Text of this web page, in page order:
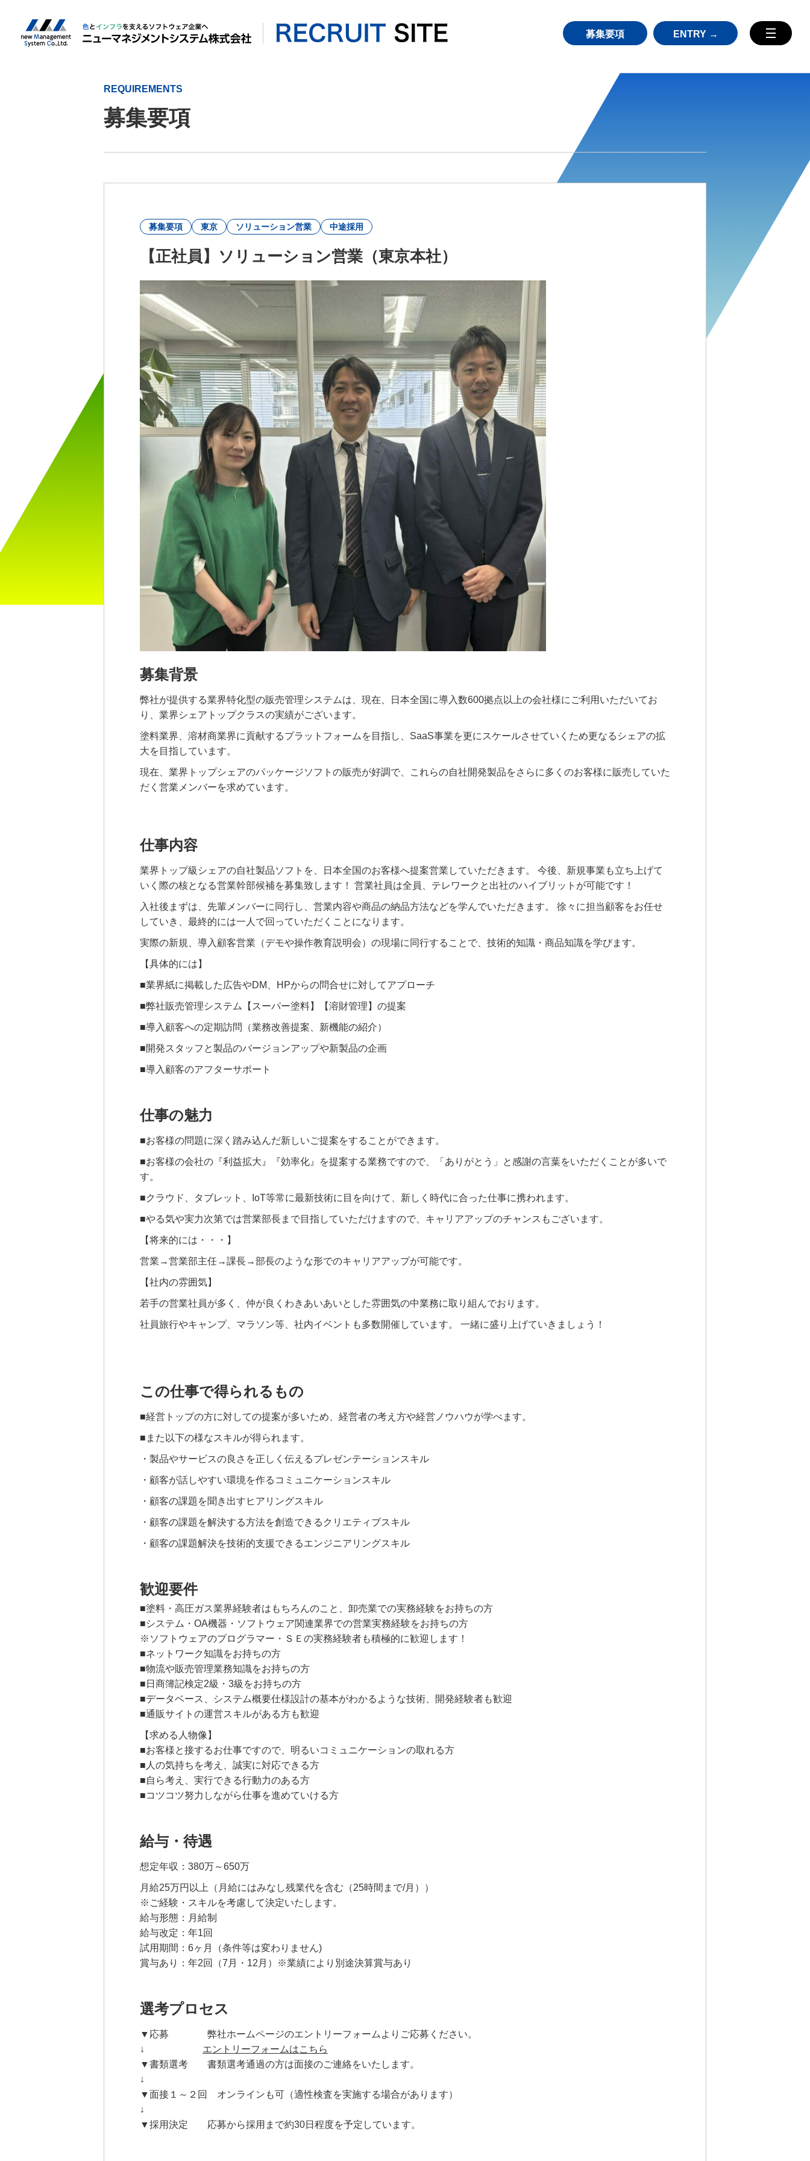
募集要項 ENTRY →
HISTORY
ニューマネイズム
REQUIREMENTS
募集要項
募集要項 東京 ソリューション営業 中途採用
【正社員】ソリューション営業（東京本社）
募集背景
弊社が提供する業界特化型の販売管理システムは、現在、日本全国に導入数600拠点以上の会社様にご利用いただいてお
り、業界シェアトップクラスの実績がございます。
塗料業界、溶材商業界に貢献するプラットフォームを目指し、SaaS事業を更にスケールさせていくため更なるシェアの拡
大を目指しています。
現在、業界トップシェアのパッケージソフトの販売が好調で、これらの自社開発製品をさらに多くのお客様に販売していた
だく営業メンバーを求めています。
仕事内容
業界トップ級シェアの自社製品ソフトを、日本全国のお客様へ提案営業していただきます。 今後、新規事業も立ち上げて
いく際の核となる営業幹部候補を募集致します！ 営業社員は全員、テレワークと出社のハイブリットが可能です！
入社後まずは、先輩メンバーに同行し、営業内容や商品の納品方法などを学んでいただきます。 徐々に担当顧客をお任せ
していき、最終的には一人で回っていただくことになります。
実際の新規、導入顧客営業（デモや操作教育説明会）の現場に同行することで、技術的知識・商品知識を学びます。
【具体的には】
■業界紙に掲載した広告やDM、HPからの問合せに対してアプローチ
■弊社販売管理システム【スーパー塗料】【溶財管理】の提案
■導入顧客への定期訪問（業務改善提案、新機能の紹介）
■開発スタッフと製品のバージョンアップや新製品の企画
■導入顧客のアフターサポート
仕事の魅力
■お客様の問題に深く踏み込んだ新しいご提案をすることができます。
■お客様の会社の『利益拡大』『効率化』を提案する業務ですので、「ありがとう」と感謝の言葉をいただくことが多いで
す。
■クラウド、タブレット、IoT等常に最新技術に目を向けて、新しく時代に合った仕事に携われます。
■やる気や実力次第では営業部長まで目指していただけますので、キャリアアップのチャンスもございます。
【将来的には・・・】
営業→営業部主任→課長→部長のような形でのキャリアアップが可能です。
【社内の雰囲気】
若手の営業社員が多く、仲が良くわきあいあいとした雰囲気の中業務に取り組んでおります。
社員旅行やキャンプ、マラソン等、社内イベントも多数開催しています。 一緒に盛り上げていきましょう！
この仕事で得られるもの
■経営トップの方に対しての提案が多いため、経営者の考え方や経営ノウハウが学べます。
■また以下の様なスキルが得られます。
・製品やサービスの良さを正しく伝えるプレゼンテーションスキル
・顧客が話しやすい環境を作るコミュニケーションスキル
・顧客の課題を聞き出すヒアリングスキル
・顧客の課題を解決する方法を創造できるクリエティブスキル
・顧客の課題解決を技術的支援できるエンジニアリングスキル
歓迎要件
■塗料・高圧ガス業界経験者はもちろんのこと、卸売業での実務経験をお持ちの方
■システム・OA機器・ソフトウェア関連業界での営業実務経験をお持ちの方
※ソフトウェアのプログラマー・ＳＥの実務経験者も積極的に歓迎します！
■ネットワーク知識をお持ちの方
■物流や販売管理業務知識をお持ちの方
■日商簿記検定2級・3級をお持ちの方
■データベース、システム概要仕様設計の基本がわかるような技術、開発経験者も歓迎
■通販サイトの運営スキルがある方も歓迎
【求める人物像】
■お客様と接するお仕事ですので、明るいコミュニケーションの取れる方
■人の気持ちを考え、誠実に対応できる方
■自ら考え、実行できる行動力のある方
■コツコツ努力しながら仕事を進めていける方
給与・待遇
想定年収：380万～650万
月給25万円以上（月給にはみなし残業代を含む（25時間まで/月））
※ご経験・スキルを考慮して決定いたします。
給与形態：月給制
給与改定：年1回
試用期間：6ヶ月（条件等は変わりません)
賞与あり：年2回（7月・12月）※業績により別途決算賞与あり
選考プロセス
▼応募 弊社ホームページのエントリーフォームよりご応募ください。
↓ エントリーフォームはこちら
▼書類選考 書類選考通過の方は面接のご連絡をいたします。
↓
▼面接１～２回 オンラインも可（適性検査を実施する場合があります）
↓
▼採用決定 応募から採用まで約30日程度を予定しています。